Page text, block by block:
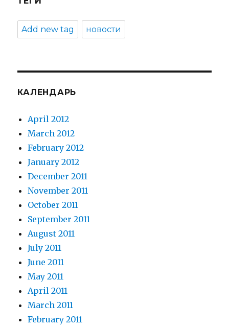
Add new tag новости
КАЛЕНДАРЬ
April 2012
March 2012
February 2012
January 2012
December 2011
November 2011
October 2011
September 2011
August 2011
July 2011
June 2011
May 2011
April 2011
March 2011
February 2011